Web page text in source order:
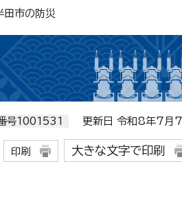
田市の防災
号1001531 更新日 令和8年7月7
印刷 大きな文字で印刷